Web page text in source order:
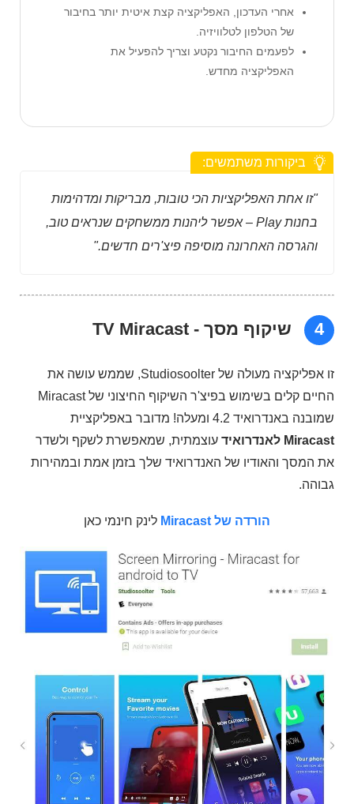
אחרי העדכון, האפליקציה קצת איטית יותר בחיבור
של הטלפון לטלוויזיה.
לפעמים החיבור נקטע וצריך להפעיל את
האפליקציה מחדש.
ביקורות משתמשים:
"זו אחת האפליקציות הכי טובות, מבריקות ומדהימות
בחנות Play – אפשר ליהנות ממשחקים שנראים טוב,
והגרסה האחרונה מוסיפה פיצ'רים חדשים."
4 שיקוף מסך - TV Miracast
זו אפליקציה מעולה של Studiosoolter, שממש עושה את
החיים קלים בשימוש בפיצ'ר השיקוף החיצוני של Miracast
שמובנה באנדרואיד 4.2 ומעלה! מדובר באפליקציית
Miracast לאנדרואיד
עוצמתית, שמאפשרת לשקף ולשדר
את המסך והאודיו של האנדרואיד שלך בזמן אמת ובמהירות
גבוהה.
הורדה של Miracast לינק חינמי כאן